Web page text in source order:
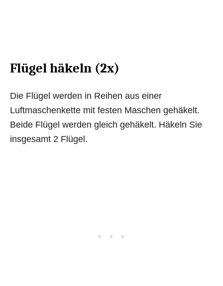
Flügel häkeln (2x)
Die Flügel werden in Reihen aus einer
Luftmaschenkette mit festen Maschen gehäkelt.
Beide Flügel werden gleich gehäkelt. Häkeln Sie
insgesamt 2 Flügel.